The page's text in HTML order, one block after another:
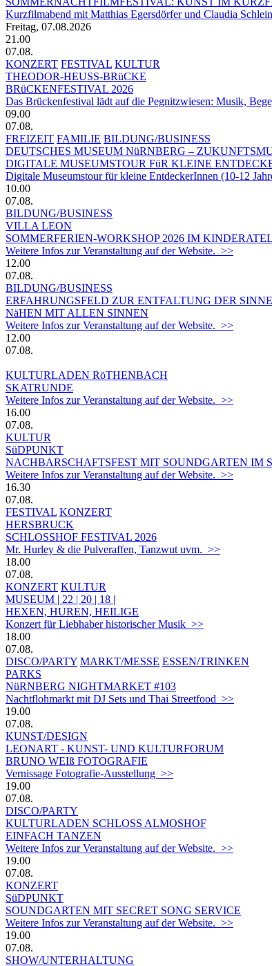
Kurzfilmabend mit Matthias Egersdörfer und Claudia
Freitag, 07.08.2026
21.00
07.08.
KONZERT FESTIVAL KULTUR
THEODOR-HEUSS-BRüCKE
BRüCKENFESTIVAL 2026
Das Brückenfestival lädt auf die Pegnitzwiesen: Musik,
09.00
07.08.
FREIZEIT FAMILIE BILDUNG/BUSINESS
DEUTSCHES MUSEUM NüRNBERG –
DIGITALE MUSEUMSTOUR FüR KLEINE
Digitale Museumstour für kleine EntdeckerInnen (10-12
10.00
07.08.
BILDUNG/BUSINESS
VILLA LEON
SOMMERFERIEN-WORKSHOP 2026 IM
Weitere Infos zur Veranstaltung auf der Website. >>
12.00
07.08.
BILDUNG/BUSINESS
ERFAHRUNGSFELD ZUR ENTFALTUNG DER SINNE
NäHEN MIT ALLEN SINNEN
Weitere Infos zur Veranstaltung auf der Website. >>
12.00
07.08.
KULTURLADEN RöTHENBACH
SKATRUNDE
Weitere Infos zur Veranstaltung auf der Website. >>
16.00
07.08.
KULTUR
SüDPUNKT
NACHBARSCHAFTSFEST MIT SOUNDGARTEN IM
Weitere Infos zur Veranstaltung auf der Website. >>
16.30
07.08.
FESTIVAL KONZERT
HERSBRUCK
SCHLOSSHOF FESTIVAL 2026
Mr. Hurley & die Pulveraffen, Tanzwut uvm. >>
18.00
07.08.
KONZERT KULTUR
MUSEUM | 22 | 20 | 18 |
HEXEN, HUREN, HEILIGE
Konzert für Liebhaber historischer Musik >>
18.00
07.08.
DISCO/PARTY MARKT/MESSE ESSEN/TRINKEN
PARKS
NüRNBERG NIGHTMARKET #103
Nachtflohmarkt mit DJ Sets und Thai Streetfood >>
19.00
07.08.
KUNST/DESIGN
LEONART - KUNST- UND KULTURFORUM
BRUNO WEIß FOTOGRAFIE
Vernissage Fotografie-Ausstellung >>
19.00
07.08.
DISCO/PARTY
KULTURLADEN SCHLOSS ALMOSHOF
EINFACH TANZEN
Weitere Infos zur Veranstaltung auf der Website. >>
19.00
07.08.
KONZERT
SüDPUNKT
SOUNDGARTEN MIT SECRET SONG SERVICE
Weitere Infos zur Veranstaltung auf der Website. >>
19.00
07.08.
SHOW/UNTERHALTUNG